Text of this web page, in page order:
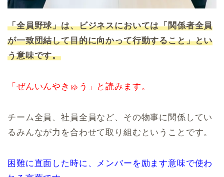
「全員野球」は、ビジネスにおいては「関係者全員
が一致団結して目的に向かって行動すること」とい
う意味です。
「ぜんいんやきゅう」と読みます。
チーム全員、社員全員など、その物事に関係してい
るみんなが力を合わせて取り組むということです。
困難に直面した時に、メンバーを励ます意味で使わ